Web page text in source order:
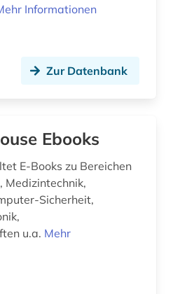
familienunternehmen (1)
fehlermöglichkeitsanalyse (1)
(4)
Informationen
Zur Datenbank
Ebooks
E-Books zu Bereichen
Medizintechnik,
Sicherheit,
u.a. Mehr